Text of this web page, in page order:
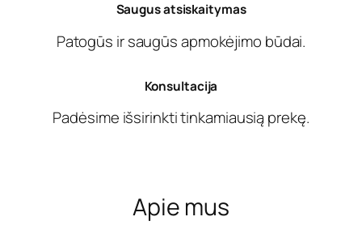
Saugus atsiskaitymas
Patogūs ir saugūs apmokėjimo būdai.
Konsultacija
Padėsime išsirinkti tinkamiausią prekę.
Apie mus